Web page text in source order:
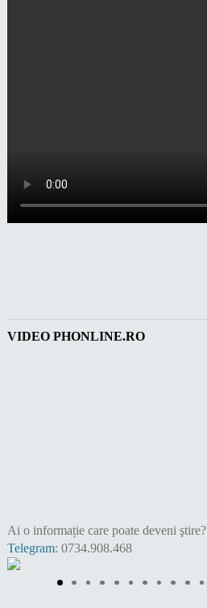
VIDEO PHONLINE.RO
Ai o informație care poate deveni ştire?
Telegram: 0734.908.468